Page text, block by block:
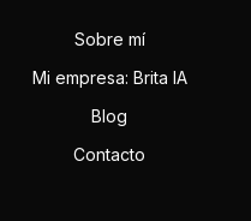
Sobre mí
Mi empresa: Brita IA
Blog
Contacto